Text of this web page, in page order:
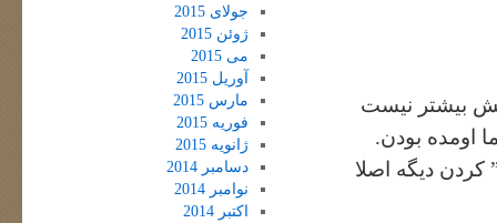
بیشتر نیست
اومده بودن.
کردن دیگه اصلا
جولای 2015
ژوئن 2015
می 2015
آوریل 2015
مارس 2015
فوریه 2015
ژانویه 2015
دسامبر 2014
نوامبر 2014
اکتبر 2014